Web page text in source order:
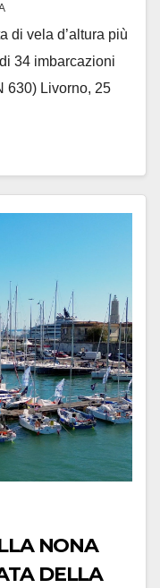
di vela d’altura più
34 imbarcazioni
630) Livorno, 25
NONA
DELLA